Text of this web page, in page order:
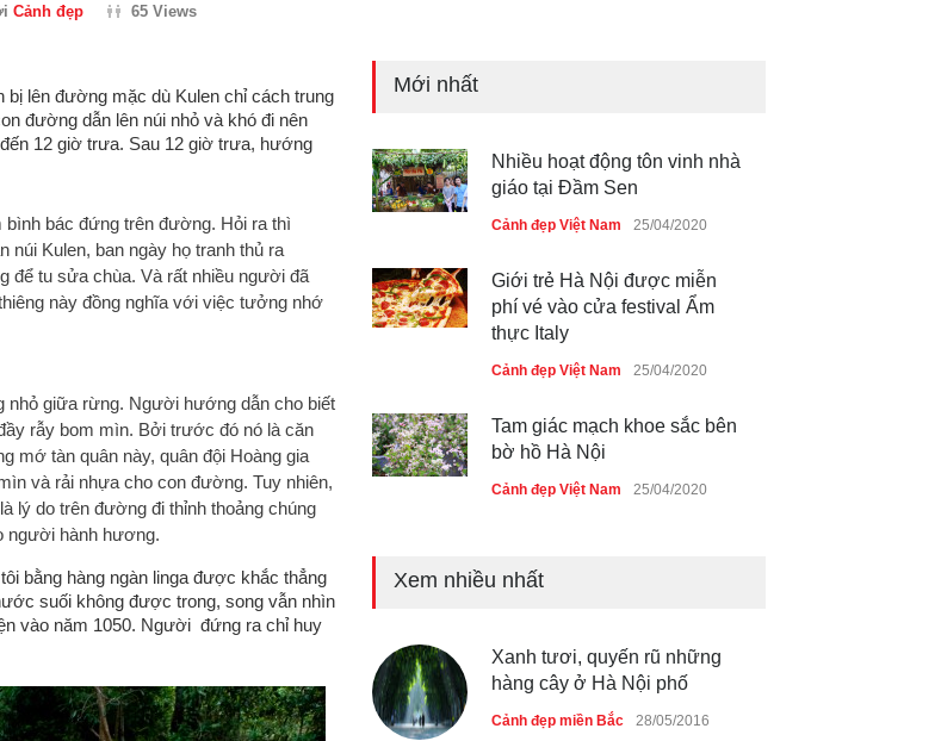
Cảnh đẹp 65 Views
lên đường mặc dù Kulen chỉ cách trung
đường dẫn lên núi nhỏ và khó đi nên
12 giờ trưa. Sau 12 giờ trưa, hướng
bác đứng trên đường. Hỏi ra thì
Kulen, ban ngày họ tranh thủ ra
để tu sửa chùa. Và rất nhiều người đã
này đồng nghĩa với việc tưởng nhớ
nhỏ giữa rừng. Người hướng dẫn cho biết
rẫy bom mìn. Bởi trước đó nó là căn
mớ tàn quân này, quân đội Hoàng gia
và rải nhựa cho con đường. Tuy nhiên,
lý do trên đường đi thỉnh thoảng chúng
người hành hương.
bằng hàng ngàn linga được khắc thẳng
suối không được trong, song vẫn nhìn
vào năm 1050. Người đứng ra chỉ huy
Mới nhất
Nhiều hoạt động tôn vinh nhà
giáo tại Đầm Sen
Cảnh đẹp Việt Nam 25/04/2020
Giới trẻ Hà Nội được miễn
phí vé vào cửa festival Ẩm
thực Italy
Cảnh đẹp Việt Nam 25/04/2020
Tam giác mạch khoe sắc bên
bờ hồ Hà Nội
Cảnh đẹp Việt Nam 25/04/2020
du lịch quốc gia
Những món ăn đồng quê dân
dã ở Sài Gòn
Cảnh đẹp Việt Nam 25/04/2020
Xem nhiều nhất
Xanh tươi, quyến rũ những
hàng cây ở Hà Nội phố
Cảnh đẹp miền Bắc 28/05/2016